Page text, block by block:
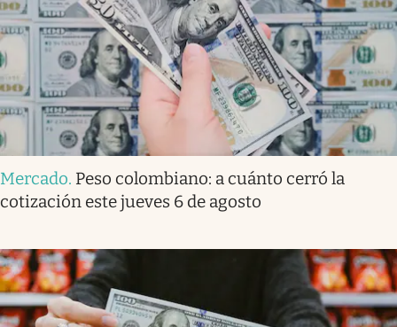
Mercado. Peso colombiano: a cuánto cerró la
cotización este jueves 6 de agosto